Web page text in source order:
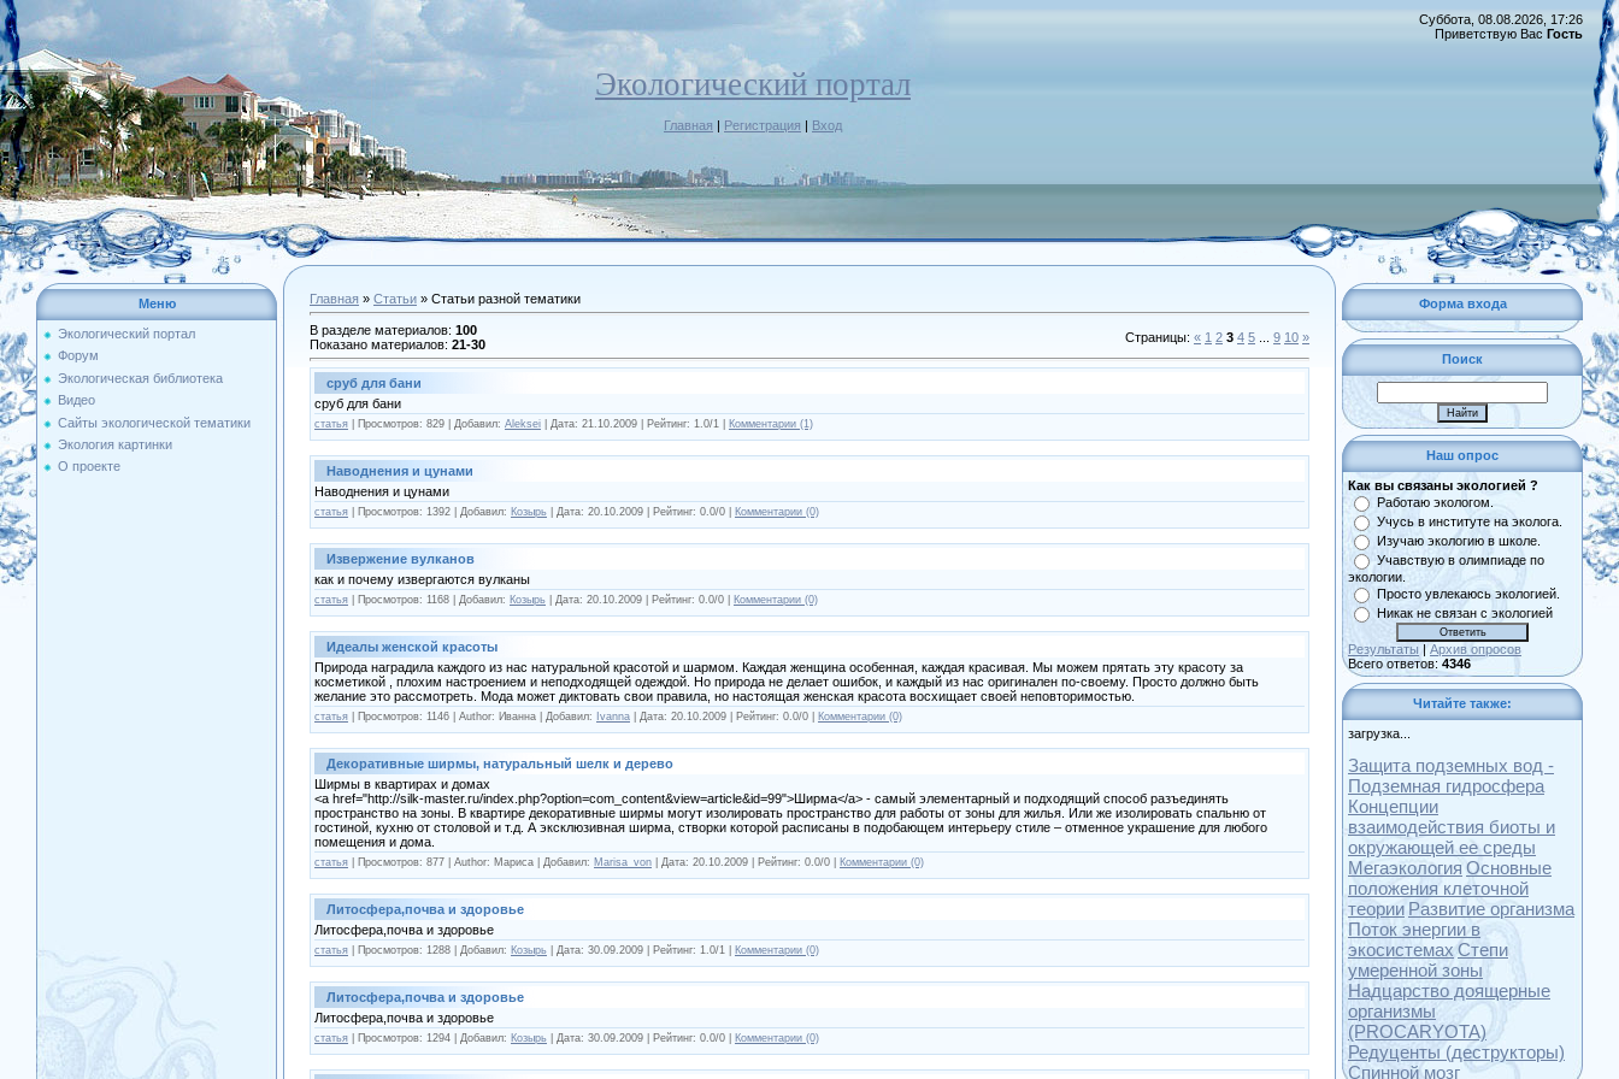
Экологический портал
Главная | Регистрация | Вход
Суббота, 08.08.2026, 17:26
Приветствую Вас Гость
Меню
Экологический портал
Форум
Экологическая библиотека
Видео
Сайты экологической тематики
Экология картинки
О проекте
Главная » Статьи » Статьи разной тематики
В разделе материалов: 100
Показано материалов: 21-30 Страницы: « 1 2 3 4 5 9 10 »
сруб для бани
сруб для бани
статья | Просмотров: 829 | Добавил: Aleksei | Дата: 21.10.2009 | Рейтинг: 1.0/1 | Комментарии (1)
Наводнения и цунами
Наводнения и цунами
статья | Просмотров: 1392 | Добавил: Козырь | Дата: 20.10.2009 | Рейтинг: 0.0/0 | Комментарии (0)
Извержение вулканов
как и почему извергаются вулканы
статья | Просмотров: 1168 | Добавил: Козырь | Дата: 20.10.2009 | Рейтинг: 0.0/0 | Комментарии (0)
Идеалы женской красоты
Природа наградила каждого из нас натуральной красотой и шармом. Каждая женщина особенная, каждая красивая. Мы можем прятать эту красоту за
косметикой , плохим настроением и неподходящей одеждой. Но природа не делает ошибок, и каждый из нас оригинален по-своему. Просто должно быть
желание это рассмотреть. Мода может диктовать свои правила, но настоящая женская красота восхищает своей неповторимостью.
статья | Просмотров: 1146 | Author: Иванна | Добавил: Ivanna | Дата: 20.10.2009 | Рейтинг: 0.0/0 | Комментарии (0)
Декоративные ширмы, натуральный шелк и дерево
Ширмы в квартирах и домах
<a href="http://silk-master.ru/index.php?option=com_content&view=article&id=99">Ширма</a> - самый элементарный и подходящий способ разъединять
пространство на зоны. В квартире декоративные ширмы могут изолировать пространство для работы от зоны для жилья. Или же изолировать спальню от
гостиной, кухню от столовой и т.д. А эксклюзивная ширма, створки которой расписаны в подобающем интерьеру стиле – отменное украшение для любого
помещения и дома.
статья | Просмотров: 877 | Author: Мариса | Добавил: Marisa_von | Дата: 20.10.2009 | Рейтинг: 0.0/0 | Комментарии (0)
Литосфера,почва и здоровье
Литосфера,почва и здоровье
статья | Просмотров: 1288 | Добавил: Козырь | Дата: 30.09.2009 | Рейтинг: 1.0/1 | Комментарии (0)
Литосфера,почва и здоровье
Литосфера,почва и здоровье
статья | Просмотров: 1294 | Добавил: Козырь | Дата: 30.09.2009 | Рейтинг: 0.0/0 | Комментарии (0)
Форма входа
Поиск
Наш опрос
Как вы связаны экологией ?
Работаю экологом.
Учусь в институте на эколога.
Изучаю экологию в школе.
Учавствую в олимпиаде по
экологии.
Просто увлекаюсь экологией.
Никак не связан с экологией
Результаты | Архив опросов
Всего ответов: 4346
Читайте также:
загрузка...
Защита подземных вод -
Подземная гидросфера
Концепции
взаимодействия биоты и
окружающей ее среды
Мегаэкология Основные
положения клеточной
теории Развитие организма
Поток энергии в
экосистемахСтепи
умеренной зоны
Надцарство доящерные
организмы
(PROCARYOTA)
Редуценты (деструкторы)
Спинной мозг